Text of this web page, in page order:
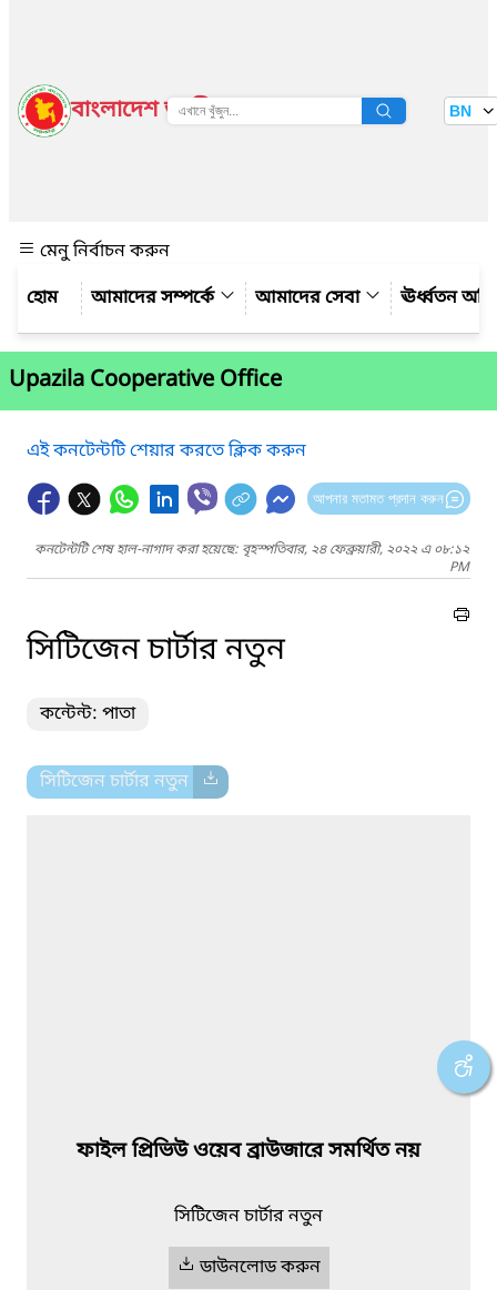
বাংলাদেশ জাতীয় তথ্য বাতায়ন BN
মেনু নির্বাচন করুন
আমাদের সম্পর্কে
আমাদের সেবা ঊর্ধ্বতন
Upazila Cooperative Office
এই কনটেন্টটি শেয়ার করতে ক্লিক করুন
আপনার মতামত প্রদান করুন
কনটেন্টটি শেষ হাল-নাগাদ করা হয়েছে: বৃহস্পতিবার, ২৪ ফেব্রুয়ারী, ২০২২ এ ০৮:১২
PM
সিটিজেন চার্টার নতুন
কন্টেন্ট: পাতা
সিটিজেন চার্টার নতুন
ফাইল প্রিভিউ ওয়েব ব্রাউজারে সমর্থিত নয়
সিটিজেন চার্টার নতুন
ডাউনলোড করুন